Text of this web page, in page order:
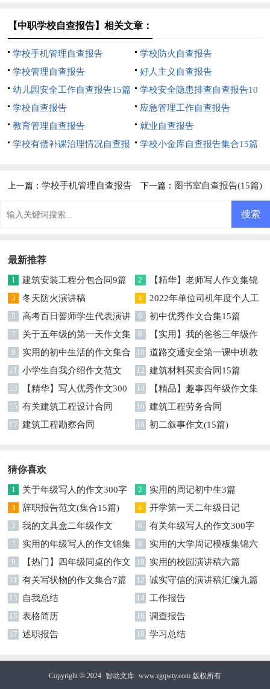
【中职学校自查报告】相关文章：
学校手机管理自查报告
学校防火自查报告
学校管理自查报告
好人主义自查报告
幼儿园安全工作自查报告15篇
学校安全隐患排查自查报告10
篇
学校自查报告
应急管理工作自查报告
教育管理自查报告
就业自查报告
学校有偿补课治理情况自查报
学校小金库自查报告集合15篇
上一篇：学校手机管理自查报告 下一篇： 图书室自查报告(15篇)
最新推荐
1 建筑安装工程分包合同9篇 2
【精华】老师写人作文集锦
七篇
3 冬天防火演讲稿 4
2022年单位司机年度个人工
作总结
5
高考百日誓师学生代表演讲
稿
6 初中优秀作文合集15篇
7
关于五年级的第一天作文集
合七篇
8
【实用】我的爸爸三年级作
文300字四篇
9
实用的初中生活的作文集合
七篇
10 道路交通安全第一课中班教
案模板（通用9篇）
11 小学生自我介绍作文范文 12 建筑材料买卖合同15篇
13
【精华】写人优秀作文300
字集锦五篇
14
【精品】趣事四年级作文集
合九篇
15 有关建筑工程设计合同 16 建筑工程劳务合同
17 建筑工程勘察合同 18 初二叙事作文(15篇)
猜你喜欢
1
关于年级写人的作文300字
集锦七篇
2 实用的周记初中生3篇
3 辞职报告范文(集合15篇) 4 开学第一天二年级日记
5 我的文具盒二年级作文 6
有关年级写人的作文300字
集合六篇
7
实用的年级写人的作文锦集
9篇
8
实用的大学周记模板集锦六
篇
9
【热门】四年级同桌的作文
3篇
10 实用的校园演讲稿六篇
11 有关写状物的作文集合7篇 12 诚实守信的演讲稿汇编九篇
13 自我总结 14 工作报告
15 表格简历 16 调查报告
17 述职报告 18 学习总结
Copyright © 2024 智动文库 www.zgqwty.com 版权所有